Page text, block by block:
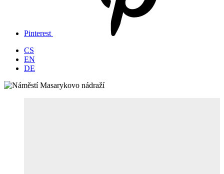
Pinterest
CS
EN
DE